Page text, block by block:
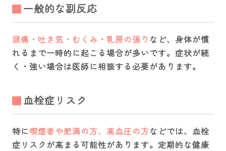
一般的な副反応
頭痛・吐き気・むくみ・乳房の張り など、身体が慣
れるまで一時的に起こる場合が多いです。症状が続
く・強い場合は医師に相談する必要があります。
血栓症リスク
特に喫煙者や肥満の方、高血圧の方などでは、血栓
症リスクが高まる可能性があります。定期的な健康